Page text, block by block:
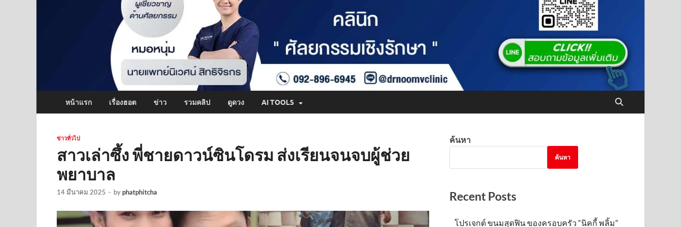
หน้าแรก เรื่องฮอต ข่าว รวมคลิป ดูดวง AI TOOLS
ข่าวทั่วไป
สาวเล่าซึ้ง พี่ชายดาวน์ซินโดรม ส่งเรียนจนจบผู้ช่วย
พยาบาล
14 มีนาคม 2025 - byphatphitcha
ค้นหา
ค้นหา
Recent Posts
โปรเจกต์ ขนมสุดฟิน ของครอบครัว “นิคกี้ พลิ้ม”